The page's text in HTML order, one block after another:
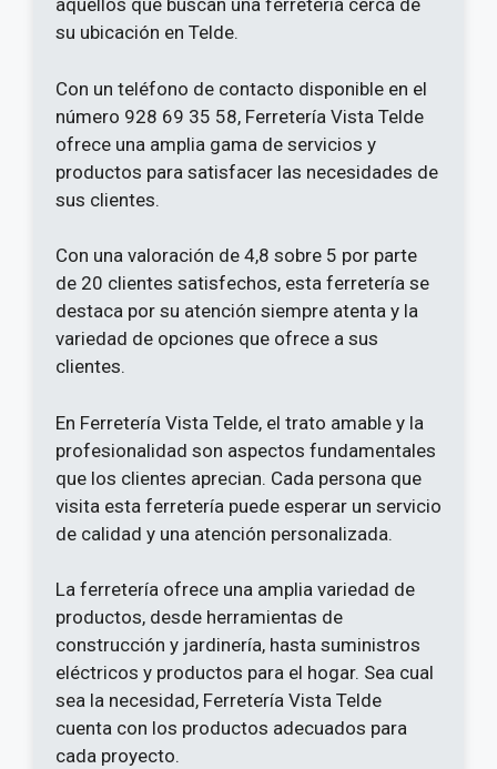
aquellos que buscan una ferretería cerca de
su ubicación en Telde.
Con un teléfono de contacto disponible en el
número 928 69 35 58, Ferretería Vista Telde
ofrece una amplia gama de servicios y
productos para satisfacer las necesidades de
sus clientes.
Con una valoración de 4,8 sobre 5 por parte
de 20 clientes satisfechos, esta ferretería se
destaca por su atención siempre atenta y la
variedad de opciones que ofrece a sus
clientes.
En Ferretería Vista Telde, el trato amable y la
profesionalidad son aspectos fundamentales
que los clientes aprecian. Cada persona que
visita esta ferretería puede esperar un servicio
de calidad y una atención personalizada.
La ferretería ofrece una amplia variedad de
productos, desde herramientas de
construcción y jardinería, hasta suministros
eléctricos y productos para el hogar. Sea cual
sea la necesidad, Ferretería Vista Telde
cuenta con los productos adecuados para
cada proyecto.